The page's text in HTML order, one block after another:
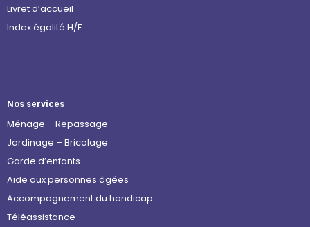
Livret d’accueil
Index égalité H/F
Nos services
Ménage – Repassage
Jardinage – Bricolage
Garde d’enfants
Aide aux personnes âgées
Accompagnement du handicap
Téléassistance